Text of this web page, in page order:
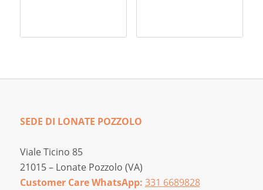
SEDE DI LONATE POZZOLO
Viale Ticino 85
21015 – Lonate Pozzolo (VA)
Customer Care WhatsApp: 331 6689828